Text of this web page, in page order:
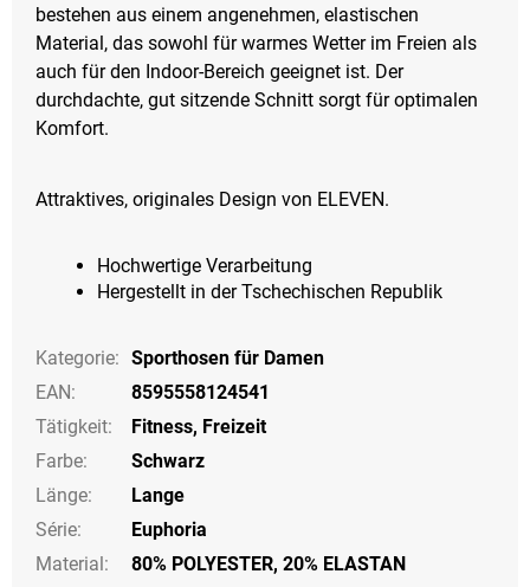
bestehen aus einem angenehmen, elastischen
Material, das sowohl für warmes Wetter im Freien als
auch für den Indoor-Bereich geeignet ist. Der
durchdachte, gut sitzende Schnitt sorgt für optimalen
Komfort.
Attraktives, originales Design von ELEVEN.
Hochwertige Verarbeitung
Hergestellt in der Tschechischen Republik
Kategorie: Sporthosen für Damen
EAN:
8595558124541
Tätigkeit: Fitness, Freizeit
Farbe:
Schwarz
Länge:
Lange
Série:
Euphoria
Material:
80% POLYESTER, 20% ELASTAN